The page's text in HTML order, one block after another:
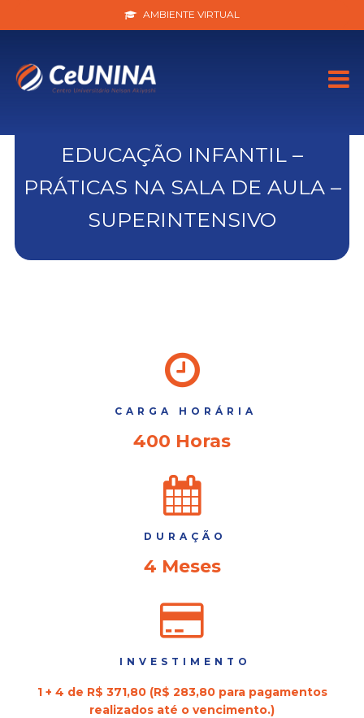
AMBIENTE VIRTUAL
EDUCAÇÃO INFANTIL –
PRÁTICAS NA SALA DE AULA –
SUPERINTENSIVO
CARGA HORÁRIA
400 Horas
DURAÇÃO
4 Meses
INVESTIMENTO
1 + 4 de R$ 371,80 (R$ 283,80 para pagamentos
realizados até o vencimento.)